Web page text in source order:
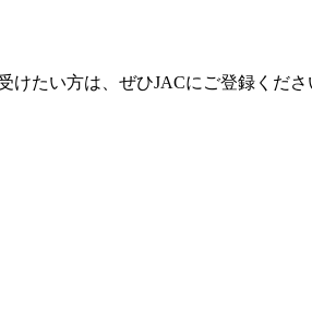
たい方は、ぜひJACにご登録くだ